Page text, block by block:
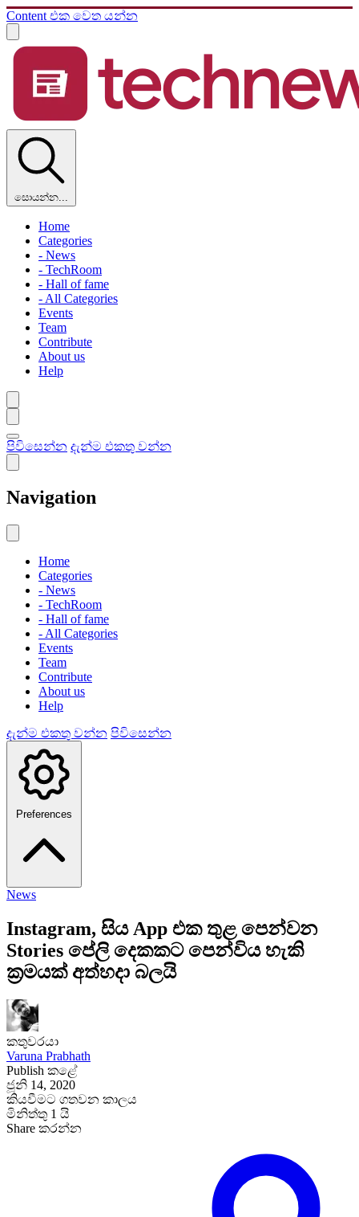
Content එක වෙත යන්න
සොයන්න...
Home
Categories
- News
- TechRoom
- Hall of fame
- All Categories
Events
Team
Contribute
About us
Help
පිවිසෙන්න දැන්ම එකතු වන්න
Navigation
Home
Categories
- News
- TechRoom
- Hall of fame
- All Categories
Events
Team
Contribute
About us
Help
දැන්ම එකතු වන්න පිවිසෙන්න
Preferences
News
Instagram, සිය App එක තුළ පෙන්වන
Stories පේලි දෙකකට පෙන්විය හැකි
ක්‍රමයක් අත්හදා බලයි
කතුවරයා
Varuna Prabhath
Publish කළේ
ජූනි 14, 2020
කියවීමට ගතවන කාලය
මිනිත්තු 1 යි
Share කරන්න